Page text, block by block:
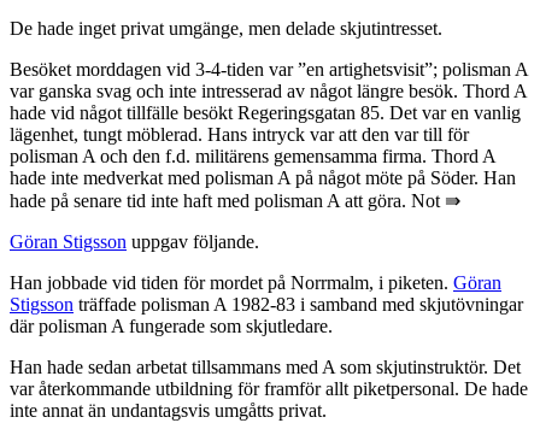
De hade inget privat umgänge, men delade skjutintresset.
Besöket morddagen vid 3-4-tiden var ”en artighetsvisit”; polisman A
var ganska svag och inte intresserad av något längre besök. Thord A
hade vid något tillfälle besökt Regeringsgatan 85. Det var en vanlig
lägenhet, tungt möblerad. Hans intryck var att den var till för
polisman A och den f.d. militärens gemensamma firma. Thord A
hade inte medverkat med polisman A på något möte på Söder. Han
hade på senare tid inte haft med polisman A att göra. Not ⇛
Göran Stigsson uppgav följande.
Han jobbade vid tiden för mordet på Norrmalm, i piketen. Göran
Stigsson träffade polisman A 1982-83 i samband med skjutövningar
där polisman A fungerade som skjutledare.
Han hade sedan arbetat tillsammans med A som skjutinstruktör. Det
var återkommande utbildning för framför allt piketpersonal. De hade
inte annat än undantagsvis umgåtts privat.